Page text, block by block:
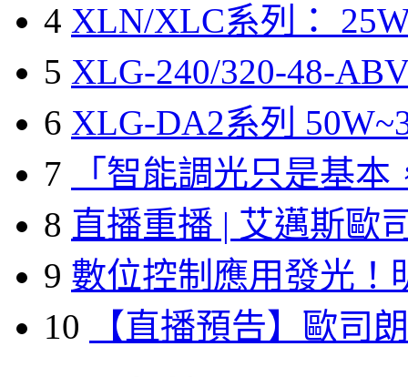
4 XLN/XLC系列：
5 XLG-240/320-48-
6 XLG-DA2系列
7
「智能調光只是基本
8 直播重播 | 艾邁斯歐
9 數位控制應用發光！
10
【直播預告】歐司